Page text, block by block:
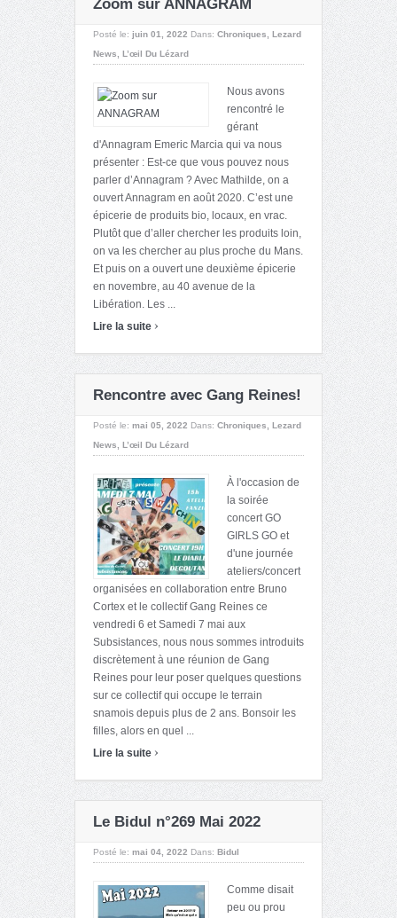
Zoom sur ANNAGRAM
Posté le: juin 01, 2022 Dans: Chroniques, Lezard
News, L’œil Du Lézard
Nous avons
rencontré le
gérant
d'Annagram Emeric Marcia qui va nous
présenter : Est-ce que vous pouvez nous
parler d’Annagram ? Avec Mathilde, on a
ouvert Annagram en août 2020. C’est une
épicerie de produits bio, locaux, en vrac.
Plutôt que d’aller chercher les produits loin,
on va les chercher au plus proche du Mans.
Et puis on a ouvert une deuxième épicerie
en novembre, au 40 avenue de la
Libération. Les ...
Lire la suite ›
Rencontre avec Gang Reines!
Posté le: mai 05, 2022 Dans: Chroniques, Lezard
News, L’œil Du Lézard
À l'occasion de
la soirée
concert GO
GIRLS GO et
d'une journée
ateliers/concert
organisées en collaboration entre Bruno
Cortex et le collectif Gang Reines ce
vendredi 6 et Samedi 7 mai aux
Subsistances, nous nous sommes introduits
discrètement à une réunion de Gang
Reines pour leur poser quelques questions
sur ce collectif qui occupe le terrain
snamois depuis plus de 2 ans. Bonsoir les
filles, alors en quel ...
Lire la suite ›
Le Bidul n°269 Mai 2022
Posté le: mai 04, 2022 Dans: Bidul
Comme disait
peu ou prou